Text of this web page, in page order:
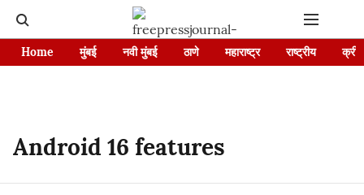
Home मुंबई नवी मुंबई ठाणे महाराष्ट्र राष्ट्रीय
Android 16 features